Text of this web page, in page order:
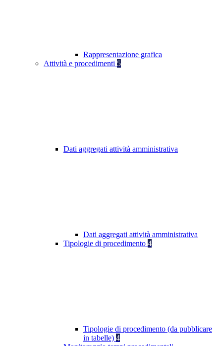
Rappresentazione grafica
Attività e procedimenti 5
Dati aggregati attività amministrativa
Dati aggregati attività amministrativa
Tipologie di procedimento 4
Tipologie di procedimento (da pubblicare
in tabelle) 4